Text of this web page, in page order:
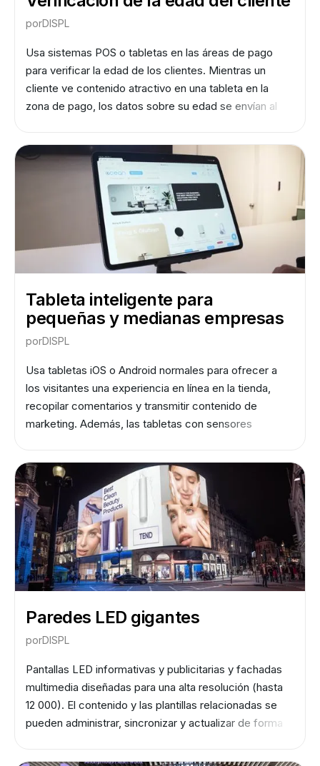
porDISPL
Usa sistemas POS o tabletas en las áreas de pago
para verificar la edad de los clientes. Mientras un
cliente ve contenido atractivo en una tableta en la
zona de pago, los datos sobre su edad se envían al
mediante su identificación. Es opcional mostrar o no
las notificaciones al cliente por su parte
Tableta inteligente para
pequeñas y medianas empresas
porDISPL
Usa tabletas iOS o Android normales para ofrecer a
los visitantes una experiencia en línea en la tienda,
recopilar comentarios y transmitir contenido de
marketing. Además, las tabletas con sensores
para que los minoristas sepan quiénes son sus
clientes, qué es lo que les interesa y qué campañas
de marketing son las más eficaces.
Paredes LED gigantes
porDISPL
Pantallas LED informativas y publicitarias y fachadas
multimedia diseñadas para una alta resolución (hasta
12 000). El contenido y las plantillas relacionadas se
pueden administrar, sincronizar y actualizar de forma
contratar a terceros.